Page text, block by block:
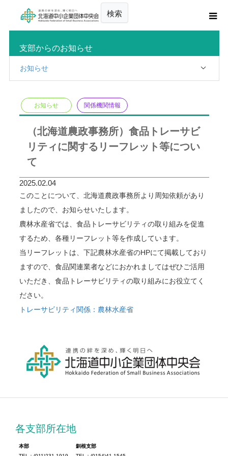
検索
支部からのお知らせ
お知らせ
お知らせ 関係機関情報
（北海道農政事務所）食品トレーサビ
リティに関するリーフレット等につい
て
2025.02.04
このことについて、北海道農政事務所より周知依頼があり
ましたので、お知らせいたします。
農林水産省では、食品トレーサビリティの取り組みを促進
するため、各種リーフレット等を作成しています。
当リーフレットは、下記農林水産省のHPにて掲載しており
ますので、食品関連業者などにおかれましてはぜひご活用
いただき、食品トレーサビリティの取り組みにお役立てく
ださい。
トレーサビリティ関係：農林水産省
各支部所在地
本部
釧根支部